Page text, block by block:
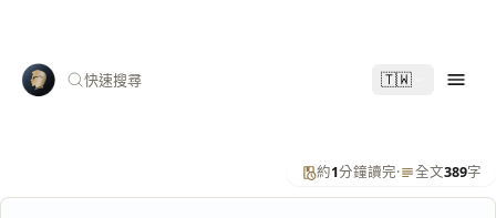
快速搜尋 🇹🇼
約1分鐘讀完· 全文389字